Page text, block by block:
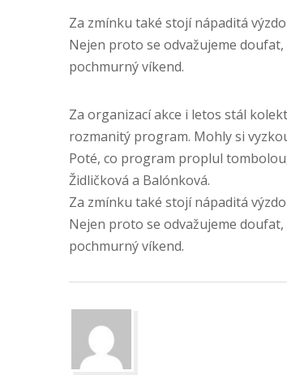
Za zmínku také stojí nápaditá
Nejen proto se odvažujeme
pochmurný víkend.
Za organizací akce i letos stál
rozmanitý program. Mohly si
Poté, co program proplul
Židličková a Balónková.
Za zmínku také stojí nápaditá
Nejen proto se odvažujeme
pochmurný víkend.